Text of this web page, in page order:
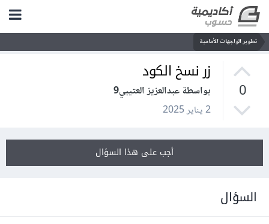
تطوير الواجهات الأمامية
0
زر نسخ الكود
بواسطة عبدالعزيز العتيبي9
2 يناير 2025
أجب على هذا السؤال
السؤال